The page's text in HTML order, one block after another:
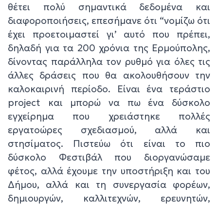
θέτει πολύ σημαντικά δεδομένα και
διαφοροποιήσεις, επεσήμανε ότι “νομίζω ότι
έχει προετοιμαστεί γι’ αυτό που πρέπει,
δηλαδή για τα 200 χρόνια της Ερμούπολης,
δίνοντας παράλληλα τον ρυθμό για όλες τις
άλλες δράσεις που θα ακολουθήσουν την
καλοκαιρινή περίοδο. Είναι ένα τεράστιο
project και μπορώ να πω ένα δύσκολο
εγχείρημα που χρειάστηκε πολλές
εργατοώρες σχεδιασμού, αλλά και
στησίματος. Πιστεύω ότι είναι το πιο
δύσκολο Φεστιβάλ που διοργανώσαμε
φέτος, αλλά έχουμε την υποστήριξη και του
Δήμου, αλλά και τη συνεργασία φορέων,
δημιουργών, καλλιτεχνών, ερευνητών,